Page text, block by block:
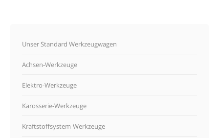
Unser Standard Werkzeugwagen
Achsen-Werkzeuge
Elektro-Werkzeuge
Karosserie-Werkzeuge
Kraftstoffsystem-Werkzeuge